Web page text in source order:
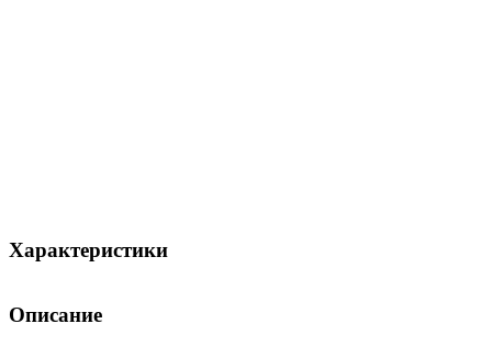
Характеристики
Описание